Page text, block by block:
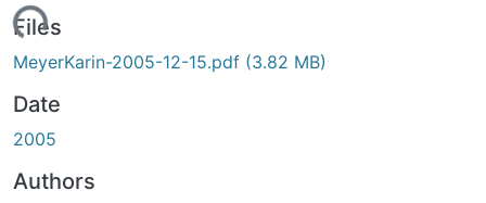
Files
MeyerKarin-2005-12-15.pdf (3.82 MB)
Date
2005
Authors